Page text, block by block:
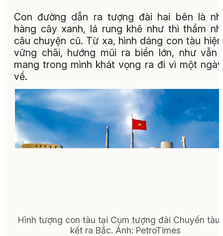
Con đường dẫn ra tượng đài hai bên là
hàng cây xanh, lá rung khẽ như thì thầm
câu chuyện cũ. Từ xa, hình dáng con tàu
vững chãi, hướng mũi ra biển lớn, như vẫn
mang trong mình khát vọng ra đi vì một
về.
Hình tượng con tàu tại Cụm tượng đài Chuyến tàu
kết ra Bắc. Ảnh: PetroTimes